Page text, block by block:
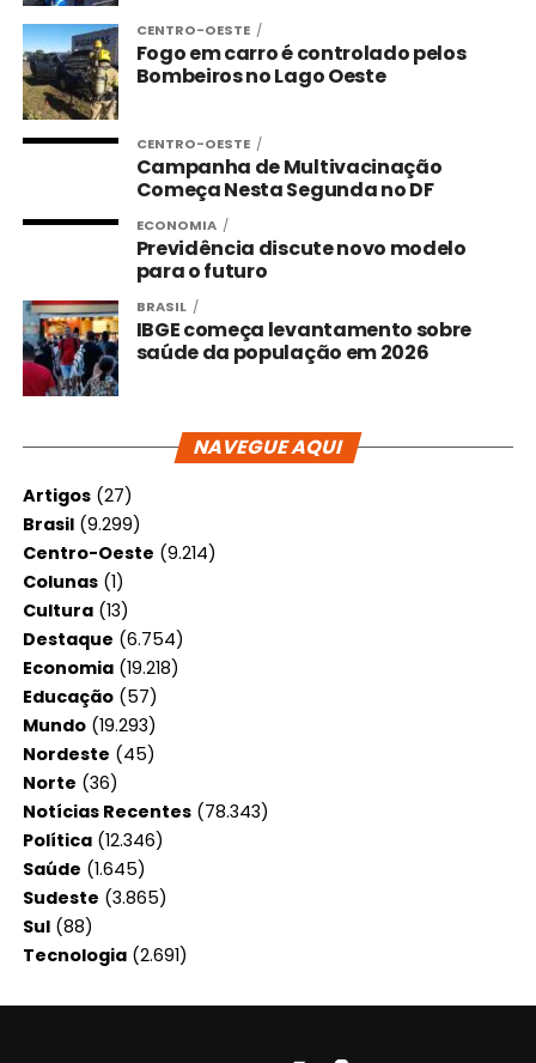
CENTRO-OESTE
Fogo em carro é controlado pelos
Bombeiros no Lago Oeste
CENTRO-OESTE
Campanha de Multivacinação
Começa Nesta Segunda no DF
ECONOMIA
Previdência discute novo modelo
para o futuro
BRASIL
IBGE começa levantamento sobre
saúde da população em 2026
NAVEGUE AQUI
Artigos(27)
Brasil(9.299)
Centro-Oeste (9.214)
Colunas(1)
Cultura(13)
Destaque (6.754)
Economia(19.218)
Educação(57)
Mundo(19.293)
Nordeste (45)
Norte (36)
Notícias Recentes(78.343)
Política(12.346)
Saúde (1.645)
Sudeste (3.865)
Sul(88)
Tecnologia(2.691)